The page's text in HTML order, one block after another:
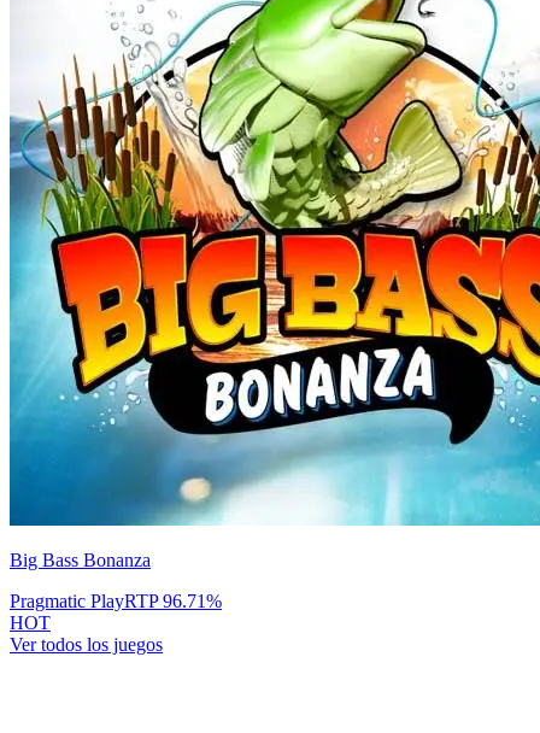
Big Bass Bonanza
Pragmatic PlayRTP96.71%
HOT
Ver todos los juegos